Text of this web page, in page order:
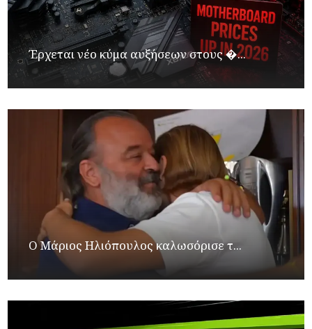
Έρχεται νέο κύμα αυξήσεων στους �...
Ο Μάριος Ηλιόπουλος καλωσόρισε τ...